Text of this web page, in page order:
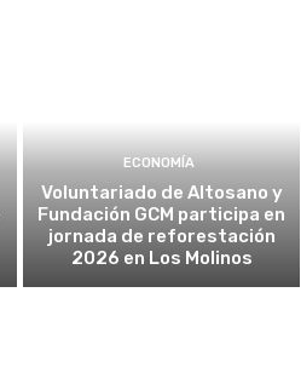
ECONOMÍA
Voluntariado de Altosano y
Fundación GCM participa en
jornada de reforestación
2026 en Los Molinos